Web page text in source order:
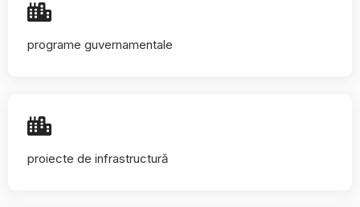
programe guvernamentale
proiecte de infrastructură